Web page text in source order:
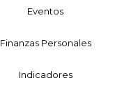
Eventos
Finanzas Personales
Indicadores